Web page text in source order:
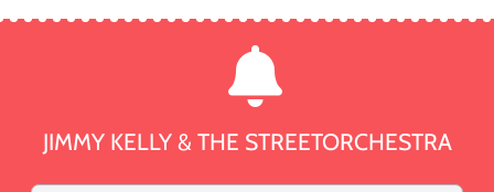
JIMMY KELLY & THE STREETORCHESTRA